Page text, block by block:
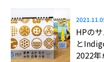
HPの
と
2022年